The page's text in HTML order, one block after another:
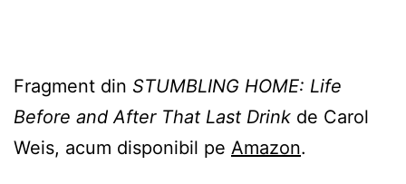
Fragment din STUMBLING HOME: Life
Before and After That Last Drink de Carol
Weis, acum disponibil pe Amazon.